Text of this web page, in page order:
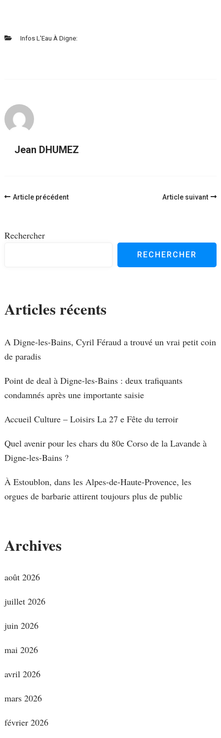
Infos L'Eau À Digne:
Jean DHUMEZ
Navigation
Article précédent Article suivant
Rechercher
RECHERCHER
Articles récents
A Digne-les-Bains, Cyril Féraud a trouvé un vrai petit coin
de paradis
Point de deal à Digne-les-Bains : deux trafiquants
condamnés après une importante saisie
Accueil Culture – Loisirs La 27 e Fête du terroir
Quel avenir pour les chars du 80e Corso de la Lavande à
Digne-les-Bains ?
À Estoublon, dans les Alpes-de-Haute-Provence, les
orgues de barbarie attirent toujours plus de public
Archives
août 2026
juillet 2026
juin 2026
mai 2026
avril 2026
mars 2026
février 2026